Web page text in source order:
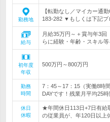
勤務地
【転勤なし／マイカー通
183-282 ▼もしくは下記プ
給与
月給35万円～＋賞与年3
らに経験・年齢・スキル
初年度
年収
500万円～800万円
勤務
時間
7：45～17：15（実働8時
DAYです！残業月平均25時
休日
休暇
★年間休日113日+7日有給
の従業員が、年120日以上